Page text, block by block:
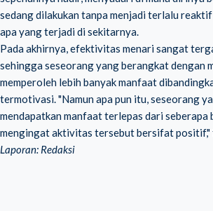
sedang dilakukan tanpa menjadi terlalu
apa yang terjadi di sekitarnya.
Pada akhirnya, efektivitas menari sangat
sehingga seseorang yang berangkat dengan
memperoleh lebih banyak manfaat
termotivasi. "Namun apa pun itu, seseorang
mendapatkan manfaat terlepas dari seberapa
mengingat aktivitas tersebut bersifat
Laporan: Redaksi